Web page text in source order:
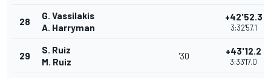
28
G. Vassilakis
A. Harryman
+42'52.3
3:32'57.1
29
S. Ruiz
M. Ruiz
'30 +43'12.2
3:33'17.0